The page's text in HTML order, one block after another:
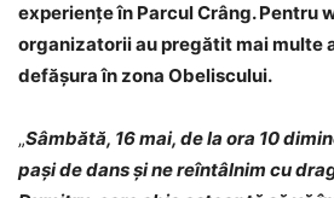
experiențe în Parcul Crâng. Pentru
organizatorii au pregătit mai multe
defășura în zona Obeliscului.
„Sâmbătă, 16 mai, de la ora 10
pași de dans și ne reîntâlnim cu